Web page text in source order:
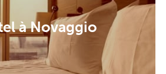
à Novaggio